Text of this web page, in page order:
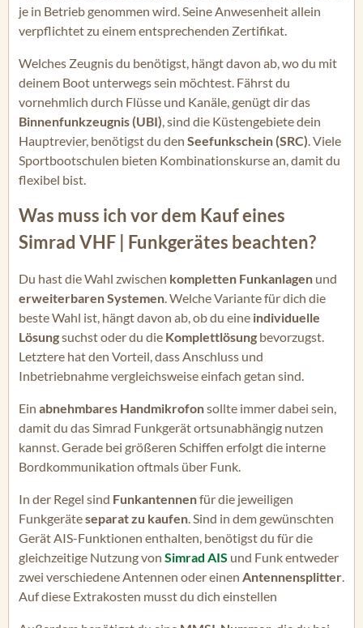
je in Betrieb genommen wird. Seine Anwesenheit allein
verpflichtet zu einem entsprechenden Zertifikat.
Welches Zeugnis du benötigst, hängt davon ab, wo du mit
deinem Boot unterwegs sein möchtest. Fährst du
vornehmlich durch Flüsse und Kanäle, genügt dir das
Binnenfunkzeugnis (UBI), sind die Küstengebiete dein
Hauptrevier, benötigst du den Seefunkschein (SRC). Viele
Sportbootschulen bieten Kombinationskurse an, damit du
flexibel bist.
Was muss ich vor dem Kauf eines
Simrad VHF | Funkgerätes beachten?
Du hast die Wahl zwischen kompletten Funkanlagen und
erweiterbaren Systemen. Welche Variante für dich die
beste Wahl ist, hängt davon ab, ob du eine individuelle
Lösungsuchst oder du die Komplettlösung bevorzugst.
Letztere hat den Vorteil, dass Anschluss und
Inbetriebnahme vergleichsweise einfach getan sind.
Ein abnehmbares Handmikrofonsollte immer dabei sein,
damit du das Simrad Funkgerät ortsunabhängig nutzen
kannst. Gerade bei größeren Schiffen erfolgt die interne
Bordkommunikation oftmals über Funk.
In der Regel sind Funkantennenfür die jeweiligen
Funkgeräteseparat zu kaufen. Sind in dem gewünschten
Gerät AIS-Funktionen enthalten, benötigst du für die
gleichzeitige Nutzung von Simrad AIS und Funk entweder
zwei verschiedene Antennen oder einen Antennensplitter.
Auf diese Extrakosten musst du dich einstellen